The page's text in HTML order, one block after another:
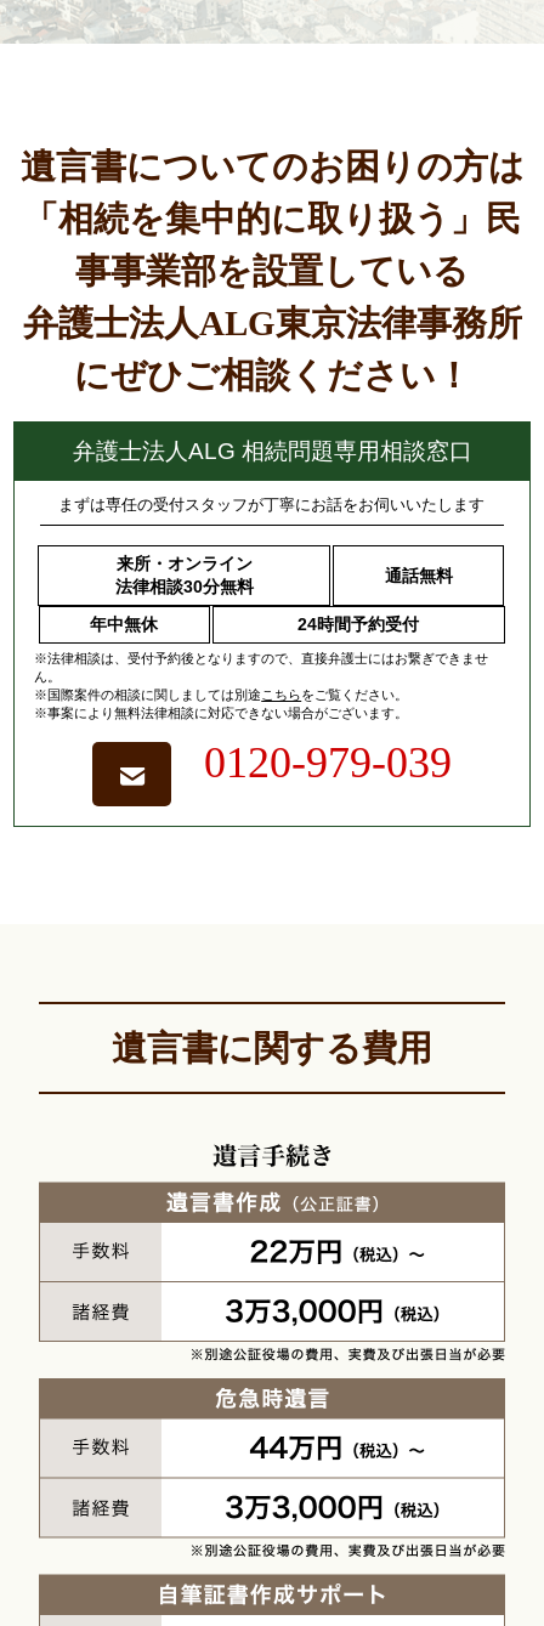
遺言書についてのお困りの方は
「相続を集中的に取り扱う」民
事事業部を設置している
弁護士法人ALG東京法律事務所
にぜひご相談ください！
弁護士法人ALG 相続問題専用相談窓口
まずは専任の受付スタッフが丁寧にお話をお伺いいたします
来所・オンライン
法律相談30分無料
通話無料
年中無休 24時間予約受付
※法律相談は、受付予約後となりますので、直接弁護士にはお繋ぎできませ
ん。
※国際案件の相談に関しましては別途 こちらをご覧ください。
※事案により無料法律相談に対応できない場合がございます。
0120-979-039
遺言書に関する費用